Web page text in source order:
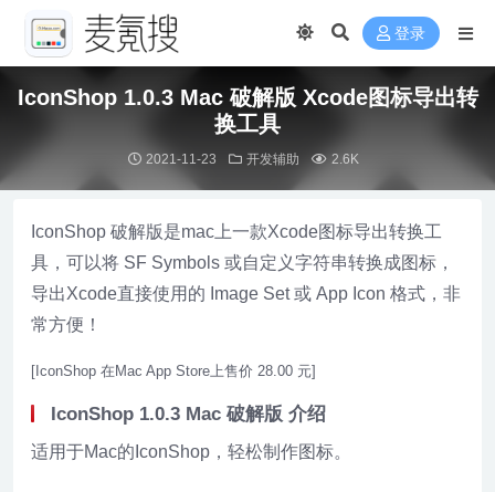
登录
IconShop 1.0.3 Mac 破解版 Xcode图标导出转
换工具
2021-11-23 开发辅助 2.6K
IconShop 破解版是mac上一款Xcode图标导出转换工
具，可以将 SF Symbols 或自定义字符串转换成图标，
导出Xcode直接使用的 Image Set 或 App Icon 格式，非
常方便！
[IconShop 在Mac App Store上售价 28.00 元]
IconShop 1.0.3 Mac 破解版 介绍
适用于Mac的IconShop，轻松制作图标。